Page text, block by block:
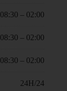
08:30 – 02:00
08:30 – 02:00
08:30 – 02:00
24H/24